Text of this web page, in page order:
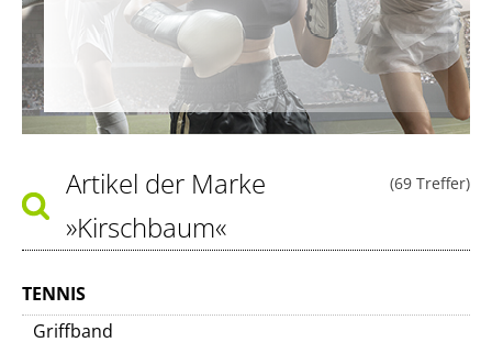
(69 Treffer)
Artikel der Marke
»Kirschbaum«
TENNIS
Griffband